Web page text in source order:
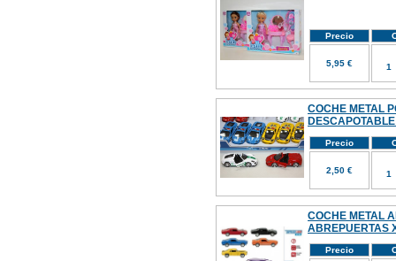
Precio
5,95 €
COCHE METAL
Precio
2,50 €
COCHE METAL
ABREPUERTAS
Precio